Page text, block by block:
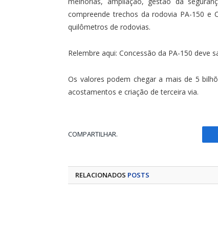
compreende trechos da rodovia PA-150 e
quilômetros de rodovias.
Relembre aqui: Concessão da PA-150 deve
Os valores podem chegar a mais de 5
acostamentos e criação de terceira via.
COMPARTILHAR.
RELACIONADOS POSTS